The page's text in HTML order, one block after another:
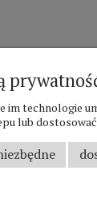
im technologie
lub